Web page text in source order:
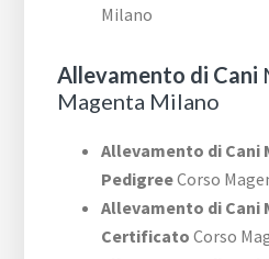
Milano
Allevamento di Cani
Magenta Milano
Allevamento di Cani
PedigreeCorso
Allevamento di Cani
Certificato Corso